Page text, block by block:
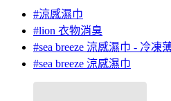
#涼感濕巾
#lion 衣物消臭
#sea breeze 涼感濕巾 - 冷凍
#sea breeze 涼感濕巾